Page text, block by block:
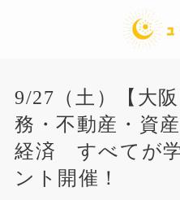
サービス内容
9/27（土）【大
務・不動産・資
経済 すべてが
ント開催！